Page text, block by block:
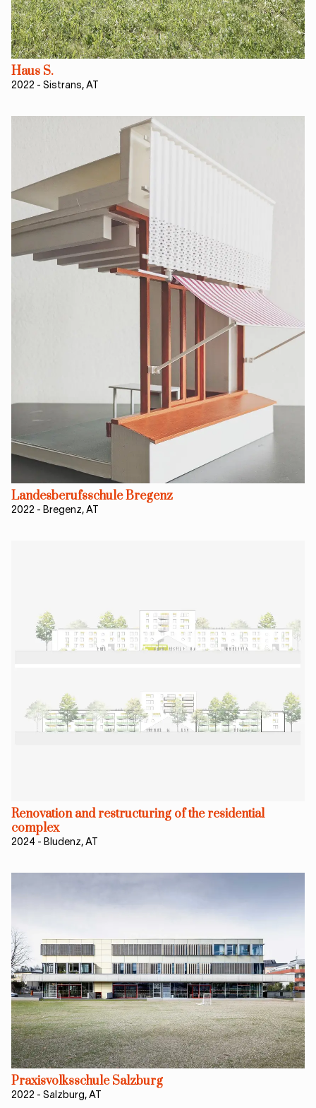
Haus S.
2022 - Sistrans, AT
Landesberufsschule Bregenz
2022 - Bregenz, AT
Renovation and restructuring of the residential
complex
2024 - Bludenz, AT
Praxisvolksschule Salzburg
2022 - Salzburg, AT